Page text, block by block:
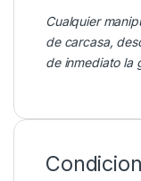
Cualquier
de carcasa,
de inmediato la